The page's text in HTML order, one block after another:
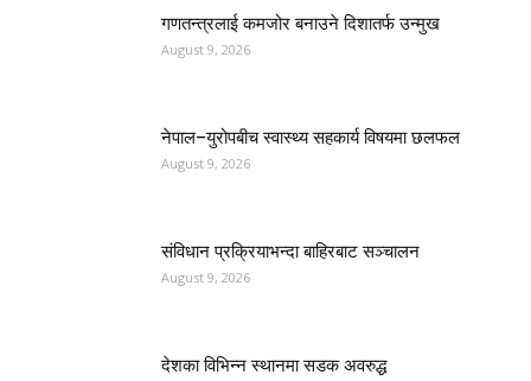
गणतन्त्रलाई कमजोर बनाउने दिशातर्फ उन्मुख
August 9, 2026
नेपाल–युरोपबीच स्वास्थ्य सहकार्य विषयमा छलफल
August 9, 2026
संविधान प्रक्रियाभन्दा बाहिरबाट सञ्चालन
August 9, 2026
देशका विभिन्न स्थानमा सडक अवरुद्ध